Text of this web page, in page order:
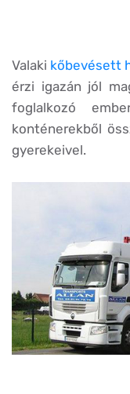
Valaki kőbevésett
érzi igazán jól
foglalkozó
konténerekből
gyerekeivel.